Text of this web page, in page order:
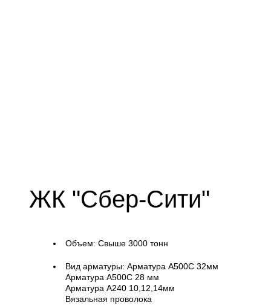
ЖК "Сбер-Сити"
Объем: Свыше 3000 тонн
Вид арматуры: Арматура А500С 32мм
Арматура А500С 28 мм
Арматура А240 10,12,14мм
Вязальная проволока